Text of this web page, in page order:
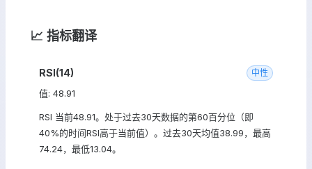
📈 指标翻译
RSI(14) 中性
值: 48.91
RSI 当前48.91。处于过去30天数据的第60百分位（即
40%的时间RSI高于当前值）。过去30天均值38.99，最高
74.24，最低13.04。